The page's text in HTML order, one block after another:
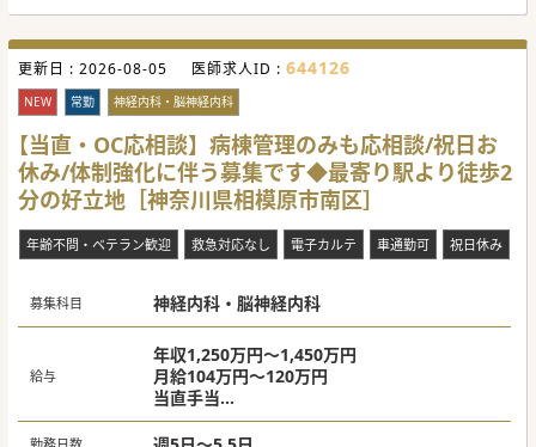
【職場環境や雰囲気】
■当直や夜間オンコールはございません。オンオフはっきり
した働き方が実現可能ですのでプライベート重視の先生にも
お勧めです。
■院内には託児所も完備しており、子育て中の先生も積極的
にお受け入れをされております。
■近年では新路線も開通・各線の乗り入れが開始されるな
ど、県内の先生はもちろんのこと、都内からのアクセスも至
便な立地です。
【業務内容】
■患者様の疾患割合として、脳血管疾患:約65％、運動器疾
■約50名のPT、約30名のOT、約10名のSTが在籍。患者様ご
との適切なリハビリ提供に努められています。
#年度内入職可 #秋入職可
更新日 : 2026-08-05 医師求人ID : 644126
NEW 常勤 神経内科・脳神経内科
【当直・OC応相談】病棟管理のみも応相談/祝日お
休み/体制強化に伴う募集です◆最寄り駅より徒歩2
分の好立地［神奈川県相模原市南区］
年齢不問・ベテラン歓迎 救急対応なし 電子カルテ 車通勤可 祝日休み
募集科目 神経内科・脳神経内科
給与
年収1,250万円～1,450万円
月給104万円～120万円
当直手当
平日：55,000円、土曜（日当直）90,000円、
日祝（日当直）110,000円